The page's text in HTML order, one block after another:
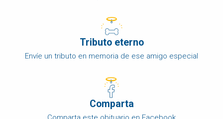
Tributo eterno
Envíe un tributo en memoria de ese amigo especial
Comparta